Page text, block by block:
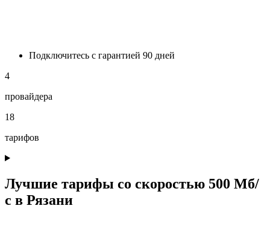
Подключитесь с гарантией 90 дней
4
провайдера
18
тарифов
Лучшие тарифы со скоростью 500 Мб/
с в Рязани